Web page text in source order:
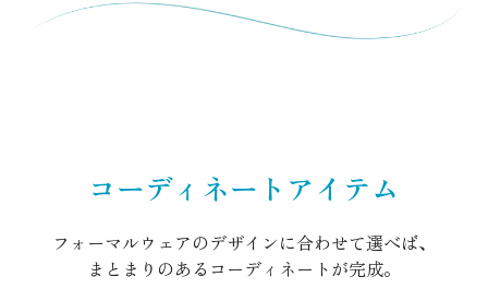
コーディネートアイテム
フォーマルウェアのデザインに合わせて選べば、
まとまりのあるコーディネートが完成。